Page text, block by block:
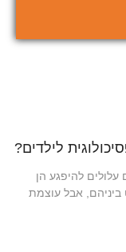
לילדים?
להיפגע הן
ביניהם, אבל עוצמת